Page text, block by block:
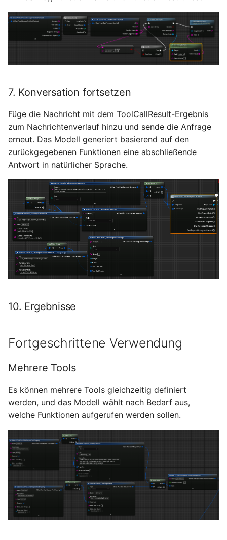
7. Konversation fortsetzen
Füge die Nachricht mit dem ToolCallResult-Ergebnis
zum Nachrichtenverlauf hinzu und sende die Anfrage
erneut. Das Modell generiert basierend auf den
zurückgegebenen Funktionen eine abschließende
Antwort in natürlicher Sprache.
10. Ergebnisse
Fortgeschrittene Verwendung
Mehrere Tools
Es können mehrere Tools gleichzeitig definiert
werden, und das Modell wählt nach Bedarf aus,
welche Funktionen aufgerufen werden sollen.